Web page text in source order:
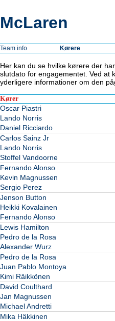
McLaren
Team info Kørere
Her kan du se hvilke kørere der
slutdato for engagementet. Ved at
yderligere informationer om den
Kører
Oscar Piastri
Lando Norris
Daniel Ricciardo
Carlos Sainz Jr
Lando Norris
Stoffel Vandoorne
Fernando Alonso
Kevin Magnussen
Sergio Perez
Jenson Button
Heikki Kovalainen
Fernando Alonso
Lewis Hamilton
Pedro de la Rosa
Alexander Wurz
Pedro de la Rosa
Juan Pablo Montoya
Kimi Räikkönen
David Coulthard
Jan Magnussen
Michael Andretti
Mika Häkkinen